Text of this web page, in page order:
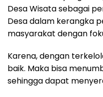
Desa Wisata sebagai
Desa dalam kerangka
masyarakat dengan
Karena, dengan
baik. Maka bisa
sehingga dapat